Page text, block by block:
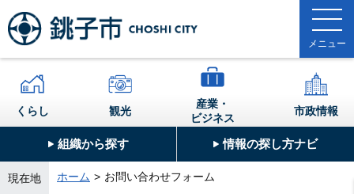
組織から探す 情報の探し方ナビ
くらし 観光
産業・
ビジネス
市政情報
現在地 ホーム お問い合わせフォーム